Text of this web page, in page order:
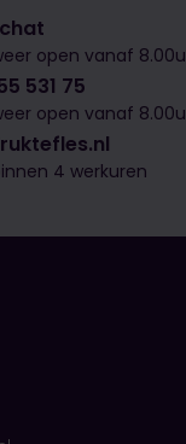
open vanaf 8.00u
531 75
open vanaf 8.00u
4 werkuren